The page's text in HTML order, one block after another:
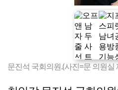
문진석 국회의원.(사진=문 의원실